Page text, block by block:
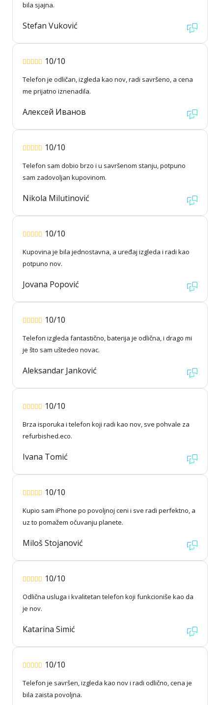
bila sjajna.
Stefan Vuković
10/10
Telefon je odličan, izgleda kao nov, radi savršeno, a cena
me prijatno iznenadila.
Алексей Иванов
10/10
Telefon sam dobio brzo i u savršenom stanju, potpuno
sam zadovoljan kupovinom.
Nikola Milutinović
10/10
Kupovina je bila jednostavna, a uređaj izgleda i radi kao
potpuno nov.
Jovana Popović
10/10
Telefon izgleda fantastično, baterija je odlična, i drago mi
je što sam uštedeo novac.
Aleksandar Janković
10/10
Brza isporuka i telefon koji radi kao nov, sve pohvale za
refurbished.eco.
Ivana Tomić
10/10
Kupio sam iPhone po povoljnoj ceni i sve radi perfektno, a
uz to pomažem očuvanju planete.
Miloš Stojanović
10/10
Odlična usluga i kvalitetan telefon koji funkcioniše kao da
je nov.
Katarina Simić
10/10
Telefon je savršen, izgleda kao nov i radi odlično, cena je
bila zaista povoljna.